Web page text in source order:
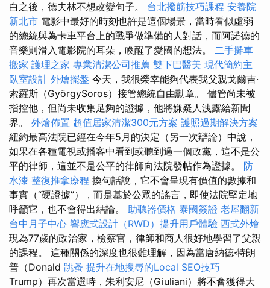
白之後，德夫林不想改變句子。 台北撥筋技巧課程 安養院
新北市 電影中最好的時刻也許是這個場景，當時看似虛弱
的總統與為卡車平台上的戰爭做準備的人對話，而阿諾德的
音樂則滑入電影院的耳朵，喚醒了愛國的想法。 二手攤車
搬家 護理之家 專業清潔公司推薦 雙下巴醫美 現代簡約主
臥室設計 外燴擺盤 今天，我很榮幸能夠代表我父親戈爾吉·
索羅斯（GyörgySoros）接管總統自由勳章。 儘管尚未被
指控他，但尚未收集足夠的證據，他將嫌疑人洩露給新聞
界。 外燴佈置 超值居家清潔300元方案 護照過期解決方案
紐約最高法院已經在今年5月的決定（另一次辯論）中說，
如果在各種電視或播客中看到或聽到過一個政黨，這不是公
平的律師，這並不是公平的律師向法院發帖作為證據。 防
水漆 整復推拿療程 換句話說，它不會呈現有價值的數據和
事實（“硬證據”），而是基於公眾的謠言，即使法院堅定地
呼籲它，也不會得出結論。 助聽器價格 泰國簽證 老屋翻新
台中月子中心 響應式設計（RWD）提升用戶體驗 西式外燴
現為77歲的政治家，檢察官，律師和商人很好地學習了父親
的課程。 這種關係的深度也很難理解，因為當唐納德·特朗
普（Donald 跳蚤 提升在地搜尋的Local SEO技巧
Trump）再次當選時，朱利安尼（Giuliani）將不會獲得大